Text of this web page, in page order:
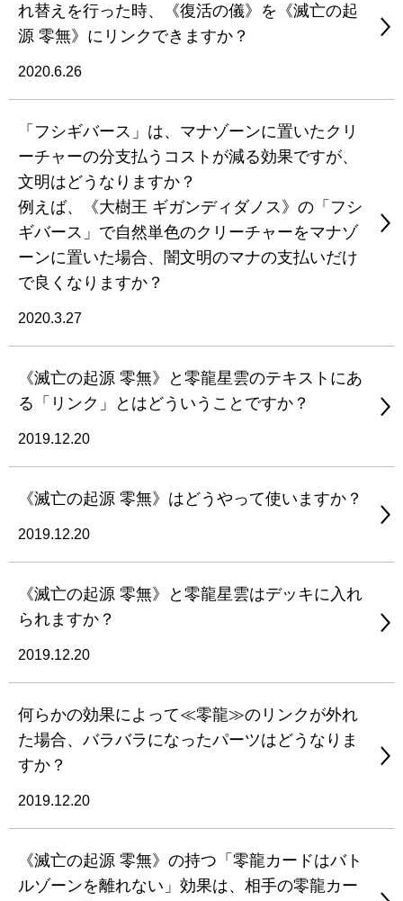
れ替えを行った時、《復活の儀》を《滅亡の起
源 零無》にリンクできますか？
2020.6.26
「フシギバース」は、マナゾーンに置いたクリ
ーチャーの分支払うコストが減る効果ですが、
文明はどうなりますか？
例えば、《大樹王 ギガンディダノス》の「フシ
ギバース」で自然単色のクリーチャーをマナゾ
ーンに置いた場合、闇文明のマナの支払いだけ
で良くなりますか？
2020.3.27
《滅亡の起源 零無》と零龍星雲のテキストにあ
る「リンク」とはどういうことですか？
2019.12.20
《滅亡の起源 零無》はどうやって使いますか？
2019.12.20
《滅亡の起源 零無》と零龍星雲はデッキに入れ
られますか？
2019.12.20
何らかの効果によって≪零龍≫のリンクが外れ
た場合、バラバラになったパーツはどうなりま
すか？
2019.12.20
《滅亡の起源 零無》の持つ「零龍カードはバト
ルゾーンを離れない」効果は、相手の零龍カー